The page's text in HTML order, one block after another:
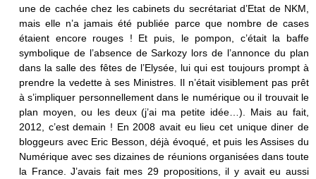
une de cachée chez les cabinets du secrétariat d’Etat de NKM,
mais elle n’a jamais été publiée parce que nombre de cases
étaient encore rouges ! Et puis, le pompon, c’était la baffe
symbolique de l’absence de Sarkozy lors de l’annonce du plan
dans la salle des fêtes de l’Elysée, lui qui est toujours prompt à
prendre la vedette à ses Ministres. Il n’était visiblement pas prêt
à s’impliquer personnellement dans le numérique ou il trouvait le
plan moyen, ou les deux (j’ai ma petite idée…). Mais au fait,
2012, c’est demain ! En 2008 avait eu lieu cet unique diner de
bloggeurs avec Eric Besson, déjà évoqué, et puis les Assises du
Numérique avec ses dizaines de réunions organisées dans toute
la France. J’avais fait mes 29 propositions, il y avait eu aussi